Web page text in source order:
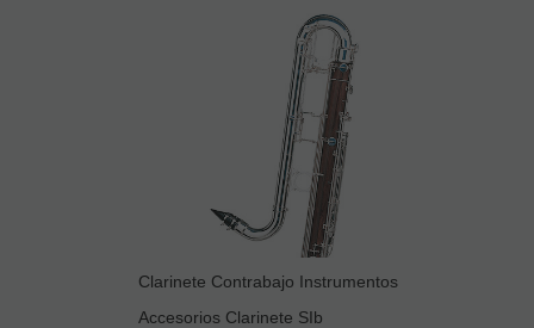
Clarinete Contrabajo Instrumentos
Accesorios Clarinete SIb